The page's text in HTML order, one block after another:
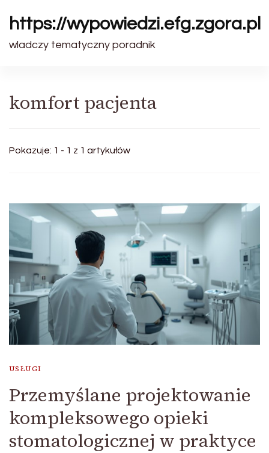
https://wypowiedzi.efg.zgora.pl
wladczy tematyczny poradnik
komfort pacjenta
Pokazuje: 1 - 1 z 1 artykułów
USŁUGI
Przemyślane projektowanie
kompleksowego opieki
stomatologicznej w praktyce